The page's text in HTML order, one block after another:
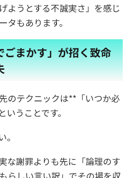
ようとする不誠実さ」を感じ
タもあります。
ごまかす」が招く致命
のテクニックは**「いつか必
うことです。
な謝罪よりも先に「論理のす